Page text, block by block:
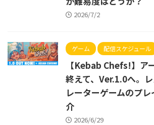
2026/7/2
ゲーム 配信スケジュール
【Kebab Chefs!】ア
終えて、Ver.1.0へ。
レーターゲームのプ
介
2026/6/29